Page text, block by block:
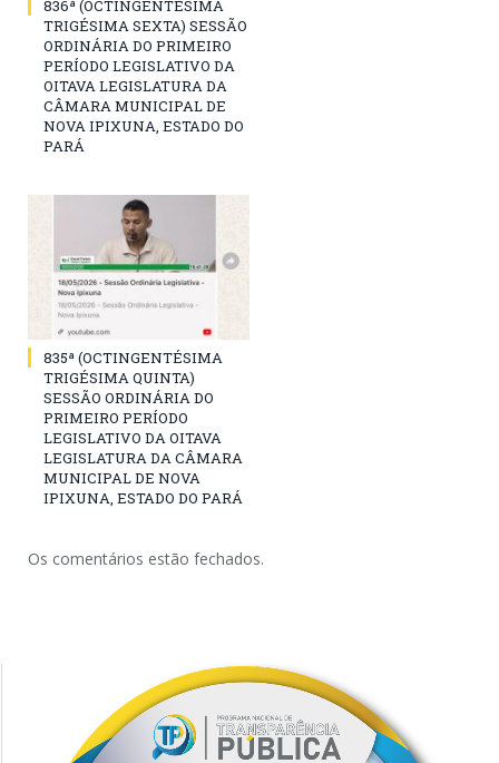
836ª (OCTINGENTÉSIMA
TRIGÉSIMA SEXTA) SESSÃO
ORDINÁRIA DO PRIMEIRO
PERÍODO LEGISLATIVO DA
OITAVA LEGISLATURA DA
CÂMARA MUNICIPAL DE
NOVA IPIXUNA, ESTADO DO
PARÁ
835ª (OCTINGENTÉSIMA
TRIGÉSIMA QUINTA)
SESSÃO ORDINÁRIA DO
PRIMEIRO PERÍODO
LEGISLATIVO DA OITAVA
LEGISLATURA DA CÂMARA
MUNICIPAL DE NOVA
IPIXUNA, ESTADO DO PARÁ
Os comentários estão fechados.